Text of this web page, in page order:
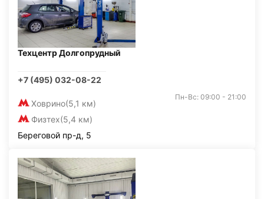
Техцентр Долгопрудный
+7 (495) 032-08-22
Ховрино(5,1 км)
Физтех(5,4 км)
Пн-Вс: 09:00 - 21:00
Береговой пр-д, 5